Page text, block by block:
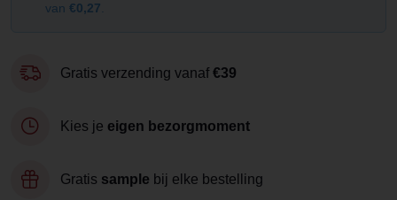
van €0,27
Gratis verzending vanaf €39
Kies je eigen bezorgmoment
Gratis sample bij elke bestelling